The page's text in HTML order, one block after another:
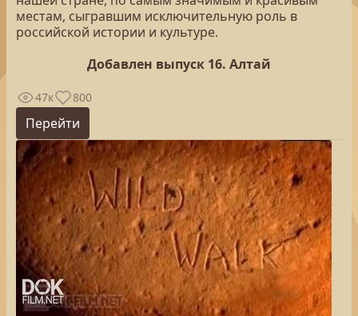
местам, сыгравшим исключительную роль в
российской истории и культуре.
Добавлен выпуск 16. Алтай
47к 800
Перейти